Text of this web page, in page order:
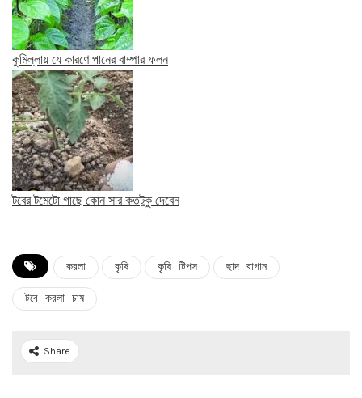
কুমিল্লায় যে কারণে পানের বাম্পার ফলন
টবের টমেটো গাছে কোন সার কতটুকু দেবেন
করলা কৃষি কৃষি টিপস ছাদ বাগান
টবে করলা চাষ
Share